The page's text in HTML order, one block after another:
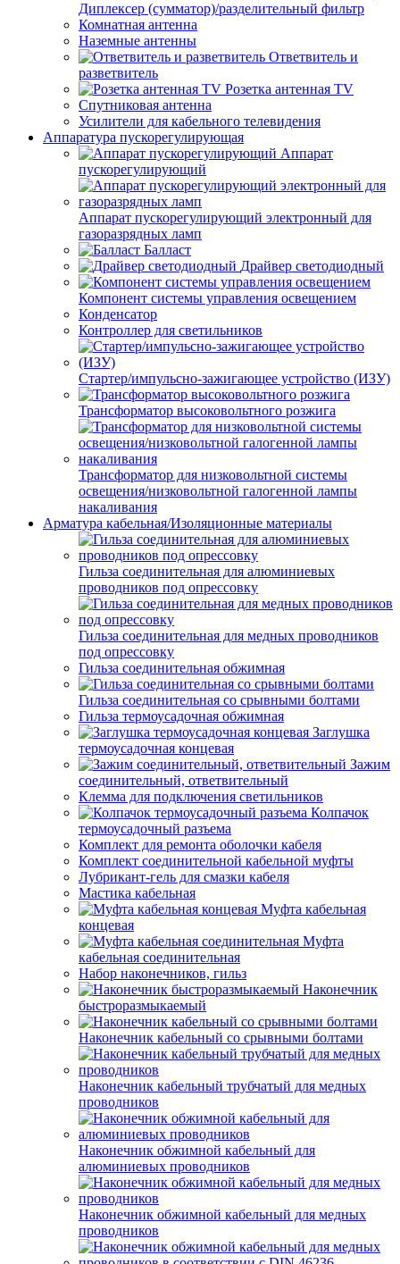
Диплексер (сумматор)/разделительный фильтр
Комнатная антенна
Наземные антенны
Ответвитель и
разветвитель
Розетка антенная TV
Спутниковая антенна
Усилители для кабельного телевидения
Аппаратура пускорегулирующая
Аппарат
пускорегулирующий
Аппарат пускорегулирующий электронный для
газоразрядных ламп
Балласт
Драйвер светодиодный
Компонент системы управления освещением
Конденсатор
Контроллер для светильников
Стартер/импульсно-зажигающее устройство (ИЗУ)
Трансформатор высоковольтного розжига
Трансформатор для низковольтной системы
освещения/низковольтной галогенной лампы
накаливания
Арматура кабельная/Изоляционные материалы
Гильза соединительная для алюминиевых
проводников под опрессовку
Гильза соединительная для медных проводников
под опрессовку
Гильза соединительная обжимная
Гильза соединительная со срывными болтами
Гильза термоусадочная обжимная
Заглушка
термоусадочная концевая
Зажим
соединительный, ответвительный
Клемма для подключения светильников
Колпачок
термоусадочный разъема
Комплект для ремонта оболочки кабеля
Комплект соединительной кабельной муфты
Лубрикант-гель для смазки кабеля
Мастика кабельная
Муфта кабельная
концевая
Муфта
кабельная соединительная
Набор наконечников, гильз
Наконечник
быстроразмыкаемый
Наконечник кабельный со срывными болтами
Наконечник кабельный трубчатый для медных
проводников
Наконечник обжимной кабельный для
алюминиевых проводников
Наконечник обжимной кабельный для медных
проводников